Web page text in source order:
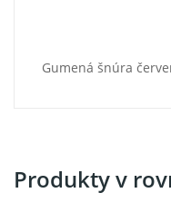
Gumená šnúra
Produkty v